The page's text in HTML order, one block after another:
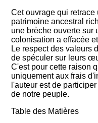
Cet ouvrage qui
patrimoine ancestral
une brèche ouverte sur
colonisation a effacée
Le respect des valeurs
de spéculer sur leurs
C'est pour cette raison
uniquement aux frais
l'auteur est de
de notre peuple.
Table des Matières